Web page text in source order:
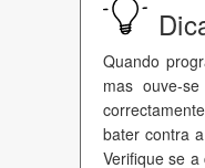
Quando
mas ouve-
bater contra
Verifique se